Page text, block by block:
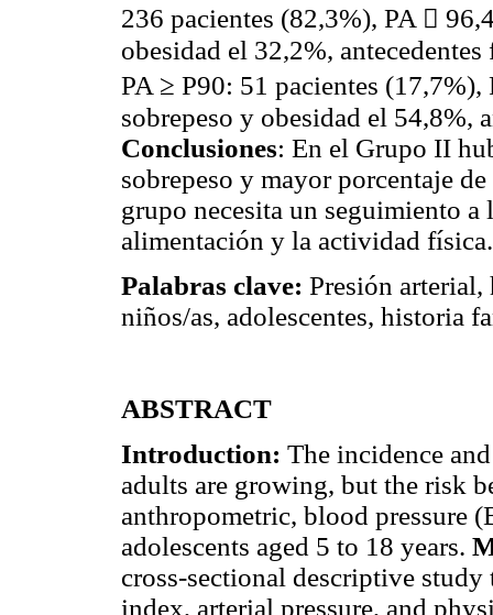
236 pacientes (82,3%), PA 
obesidad el 32,2%,
PA ≥ P90: 51 pacientes
sobrepeso y obesidad el 54,8%,
Conclusiones: En el Grupo II
sobrepeso y mayor porcentaje
grupo necesita un seguimiento
alimentación y la actividad física.
Palabras clave: Presión
niños/as, adolescentes, historia
ABSTRACT
Introduction: The incidence
adults are growing, but the risk
anthropometric, blood pressure
adolescents aged 5 to 18 years.
cross-sectional descriptive
index, arterial pressure, and